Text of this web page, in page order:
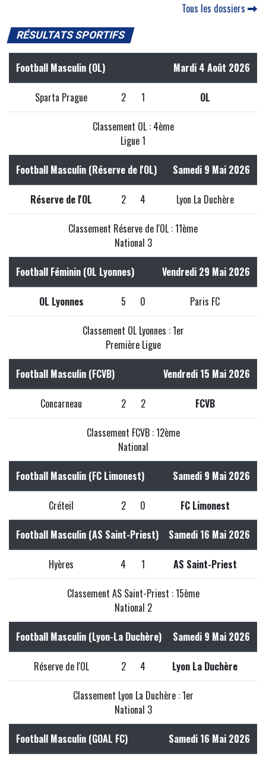
Tous les dossiers
RÉSULTATS SPORTIFS
Football Masculin (OL) Mardi 4 Août 2026
Sparta Prague 2 1 OL
Classement OL : 4ème
Ligue 1
Football Masculin (Réserve de l'OL) Samedi 9 Mai 2026
Réserve de l'OL 2 4 Lyon La Duchère
Classement Réserve de l'OL : 11ème
National 3
Football Féminin (OL Lyonnes) Vendredi 29 Mai 2026
OL Lyonnes 5 0 Paris FC
Classement OL Lyonnes : 1er
Première Ligue
Football Masculin (FCVB) Vendredi 15 Mai 2026
Concarneau 2 2 FCVB
Classement FCVB : 12ème
National
Football Masculin (FC Limonest) Samedi 9 Mai 2026
Créteil 2 0 FC Limonest
Football Masculin (AS Saint-Priest) Samedi 16 Mai 2026
Hyères 4 1 AS Saint-Priest
Classement AS Saint-Priest : 15ème
National 2
Football Masculin (Lyon-La Duchère) Samedi 9 Mai 2026
Réserve de l'OL 2 4 Lyon La Duchère
Classement Lyon La Duchère : 1er
National 3
Football Masculin (GOAL FC) Samedi 16 Mai 2026